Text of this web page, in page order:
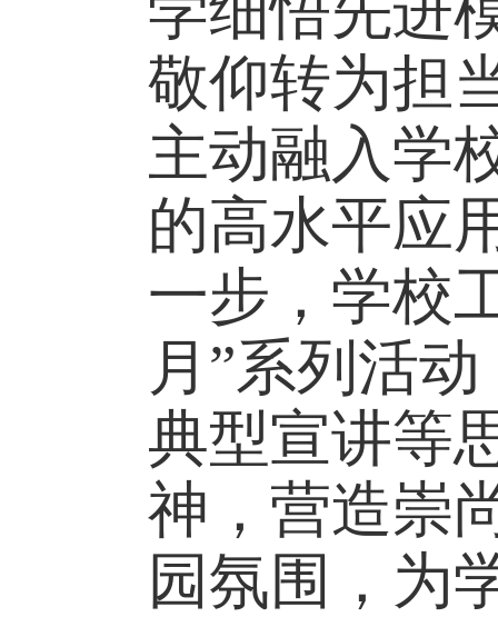
敬仰转为担
主动融入学
的高水平应
一步，学校
月”系列活
典型宣讲等
神，营造崇
园氛围，为